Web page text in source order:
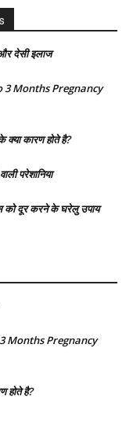
देसी इलाज
to 3 Months Pregnancy
कारण होते है?
परेशानिया
को दूर करने के घरेलु उपाय
3 Months Pregnancy
होते है?